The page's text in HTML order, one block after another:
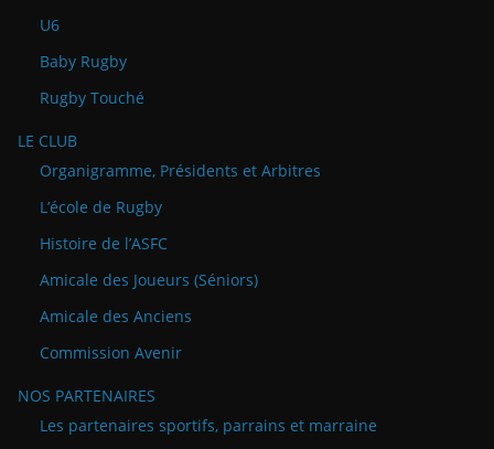
U6
Baby Rugby
Rugby Touché
LE CLUB
Organigramme, Présidents et Arbitres
L’école de Rugby
Histoire de l’ASFC
Amicale des Joueurs (Séniors)
Amicale des Anciens
Commission Avenir
NOS PARTENAIRES
Les partenaires sportifs, parrains et marraine